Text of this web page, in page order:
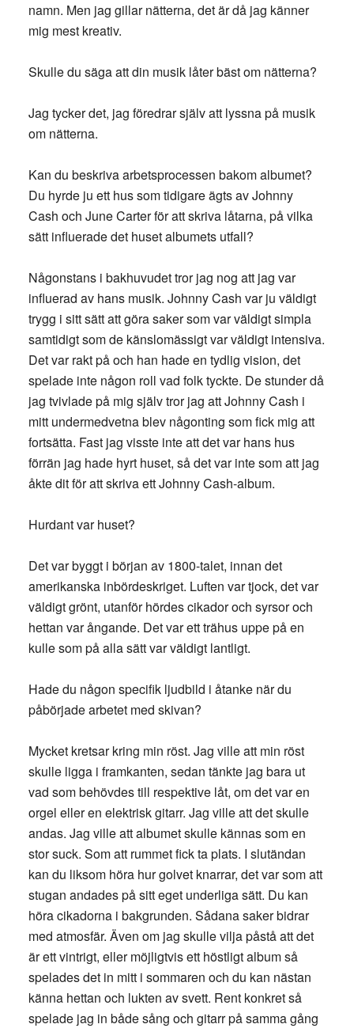
namn. Men jag gillar nätterna, det är då jag känner
mig mest kreativ.
Skulle du säga att din musik låter bäst om nätterna?
Jag tycker det, jag föredrar själv att lyssna på musik
om nätterna.
Kan du beskriva arbetsprocessen bakom albumet?
Du hyrde ju ett hus som tidigare ägts av Johnny
Cash och June Carter för att skriva låtarna, på vilka
sätt influerade det huset albumets utfall?
Någonstans i bakhuvudet tror jag nog att jag var
influerad av hans musik. Johnny Cash var ju väldigt
trygg i sitt sätt att göra saker som var väldigt simpla
samtidigt som de känslomässigt var väldigt intensiva.
Det var rakt på och han hade en tydlig vision, det
spelade inte någon roll vad folk tyckte. De stunder då
jag tvivlade på mig själv tror jag att Johnny Cash i
mitt undermedvetna blev någonting som fick mig att
fortsätta. Fast jag visste inte att det var hans hus
förrän jag hade hyrt huset, så det var inte som att jag
åkte dit för att skriva ett Johnny Cash-album.
Hurdant var huset?
Det var byggt i början av 1800-talet, innan det
amerikanska inbördeskriget. Luften var tjock, det var
väldigt grönt, utanför hördes cikador och syrsor och
hettan var ångande. Det var ett trähus uppe på en
kulle som på alla sätt var väldigt lantligt.
Hade du någon specifik ljudbild i åtanke när du
påbörjade arbetet med skivan?
Mycket kretsar kring min röst. Jag ville att min röst
skulle ligga i framkanten, sedan tänkte jag bara ut
vad som behövdes till respektive låt, om det var en
orgel eller en elektrisk gitarr. Jag ville att det skulle
andas. Jag ville att albumet skulle kännas som en
stor suck. Som att rummet fick ta plats. I slutändan
kan du liksom höra hur golvet knarrar, det var som att
stugan andades på sitt eget underliga sätt. Du kan
höra cikadorna i bakgrunden. Sådana saker bidrar
med atmosfär. Även om jag skulle vilja påstå att det
är ett vintrigt, eller möjligtvis ett höstligt album så
spelades det in mitt i sommaren och du kan nästan
känna hettan och lukten av svett. Rent konkret så
spelade jag in både sång och gitarr på samma gång